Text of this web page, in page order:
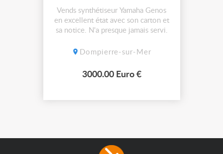
Vends synthétiseur Yamaha Genos
en excellent état avec son carton et
sa notice. N'a presque jamais servi.
Dompierre-sur-Mer
3000.00 Euro €